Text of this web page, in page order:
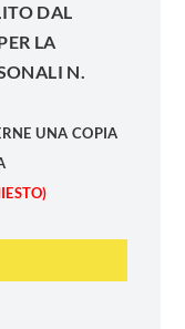
DAL
LA
N.
UNA COPIA